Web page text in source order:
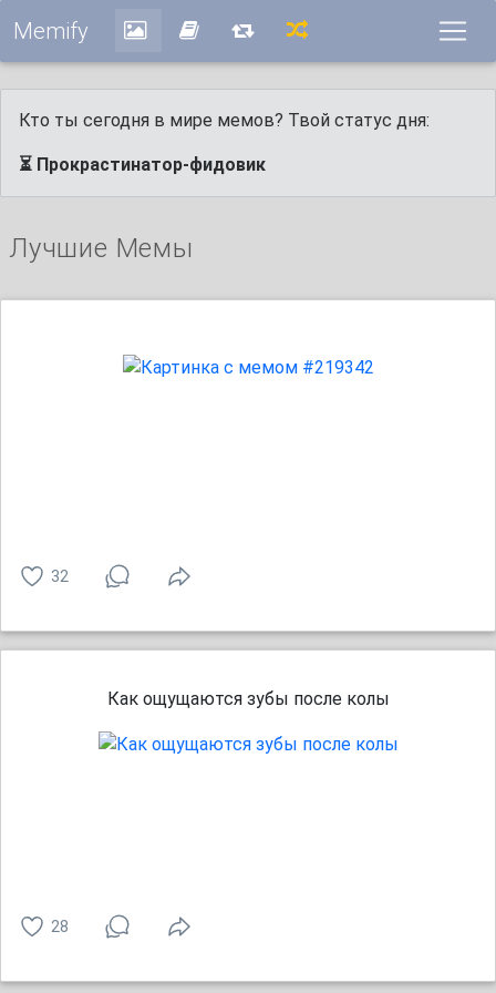
Memify
Кто ты сегодня в мире мемов? Твой статус дня:
⏳ Прокрастинатор-фидовик
Лучшие Мемы
32
Как ощущаются зубы после колы
28